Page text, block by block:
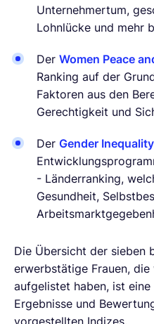
Unternehmertum,
Lohnlücke und mehr
Der Women Peace
Ranking auf der
Faktoren aus den
Gerechtigkeit und
Der Gender
- Länderranking,
Gesundheit,
Die Übersicht der sieben
erwerbstätige Frauen,
aufgelistet haben, ist eine
Ergebnisse und
vorgestellten Indizes.